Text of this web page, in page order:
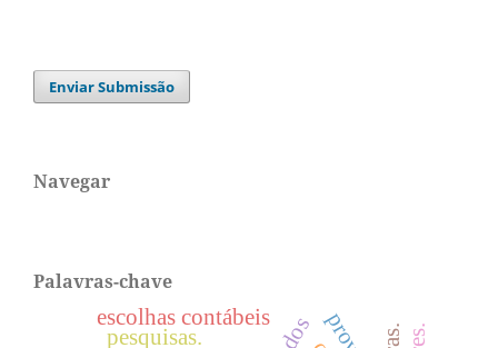
Enviar Submissão
Navegar
Palavras-chave
pesquisas.
escolhas contábeis